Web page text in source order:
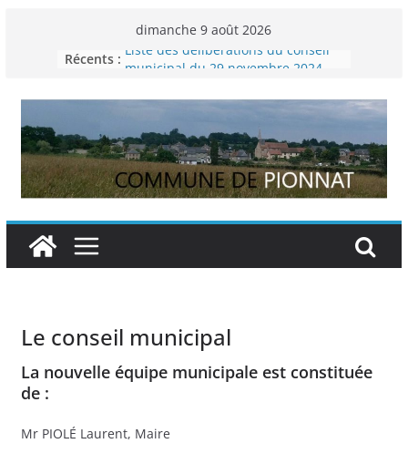
dimanche 9 août 2026
Récents : Liste des délibérations du conseil
Voyager en Europe pour les jeunes
Enquête INSEE
Liste des délibérations du conseil
municipal en date du 5/12/2024
Le conseil municipal
La nouvelle équipe municipale est constituée
de :
Mr PIOLÉ Laurent, Maire